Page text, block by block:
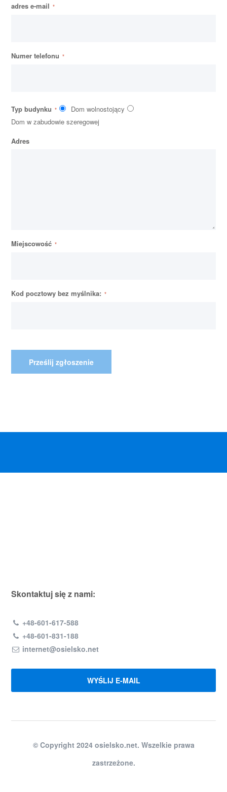
adres e-mail
Numer telefonu
Typ budynku
Dom wolnostojący
Dom w zabudowie szeregowej
Adres
Miejscowość
Kod pocztowy bez myślnika:
Skontaktuj się z nami:
+48-601-617-588
+48-601-831-188
internet@osielsko.net
WYŚLIJ E-MAIL
© Copyright 2024 osielsko.net. Wszelkie prawa
zastrzeżone.